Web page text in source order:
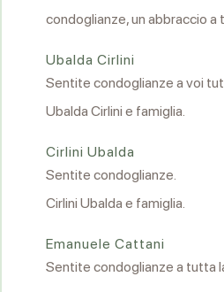
condoglianze, un abbraccio a
Ubalda Cirlini
Sentite condoglianze a voi
Ubalda Cirlini e famiglia.
Cirlini Ubalda
Sentite condoglianze.
Cirlini Ubalda e famiglia.
Emanuele Cattani
Sentite condoglianze a tutta